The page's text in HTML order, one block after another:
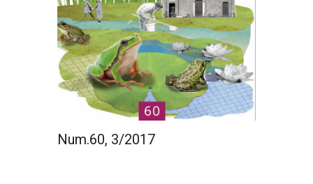
Num.60, 3/2017